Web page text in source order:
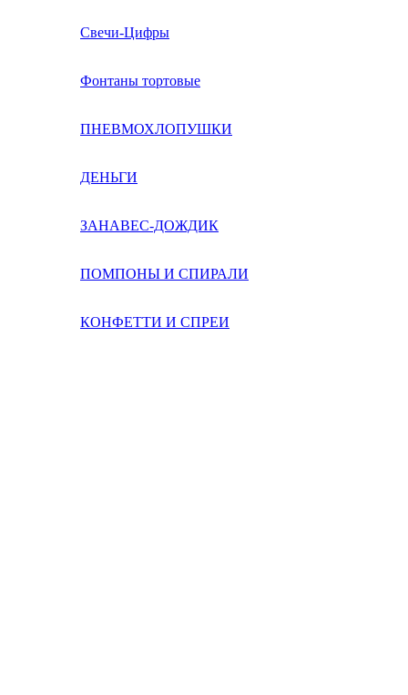
Свечи-Цифры
Фонтаны тортовые
ПНЕВМОХЛОПУШКИ
ДЕНЬГИ
ЗАНАВЕС-ДОЖДИК
ПОМПОНЫ И СПИРАЛИ
КОНФЕТТИ И СПРЕИ